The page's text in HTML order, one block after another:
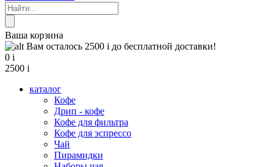
Ваша корзина
Вам осталось 2500 i до бесплатной доставки!
0 i
2500 i
каталог
Кофе
Дрип - кофе
Кофе для фильтра
Кофе для эспрессо
Чай
Пирамидки